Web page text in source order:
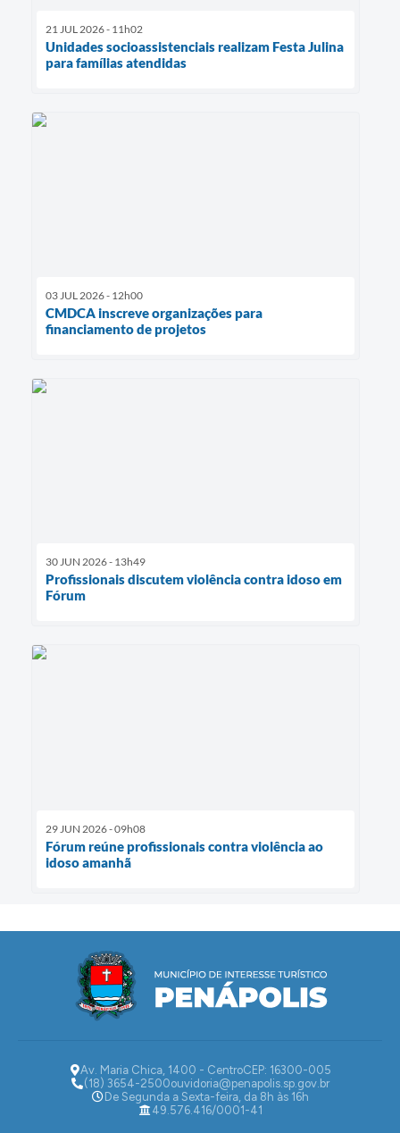
21 JUL 2026 - 11h02
Unidades socioassistenciais realizam Festa Julina
para famílias atendidas
03 JUL 2026 - 12h00
CMDCA inscreve organizações para
financiamento de projetos
30 JUN 2026 - 13h49
Profissionais discutem violência contra idoso em
Fórum
29 JUN 2026 - 09h08
Fórum reúne profissionais contra violência ao
idoso amanhã
Av. Maria Chica, 1400 - CentroCEP: 16300-005
(18) 3654-2500ouvidoria@penapolis.sp.gov.br
De Segunda a Sexta-feira, da 8h às 16h
49.576.416/0001-41